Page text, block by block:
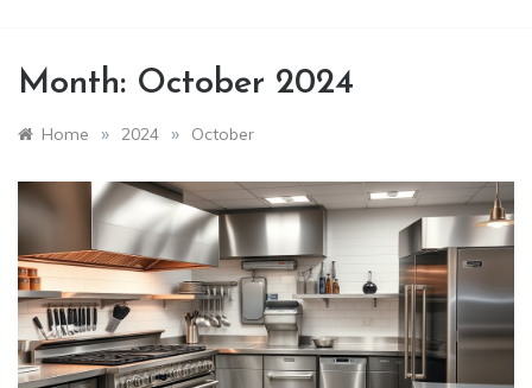
Month: October 2024
Home » 2024 » October